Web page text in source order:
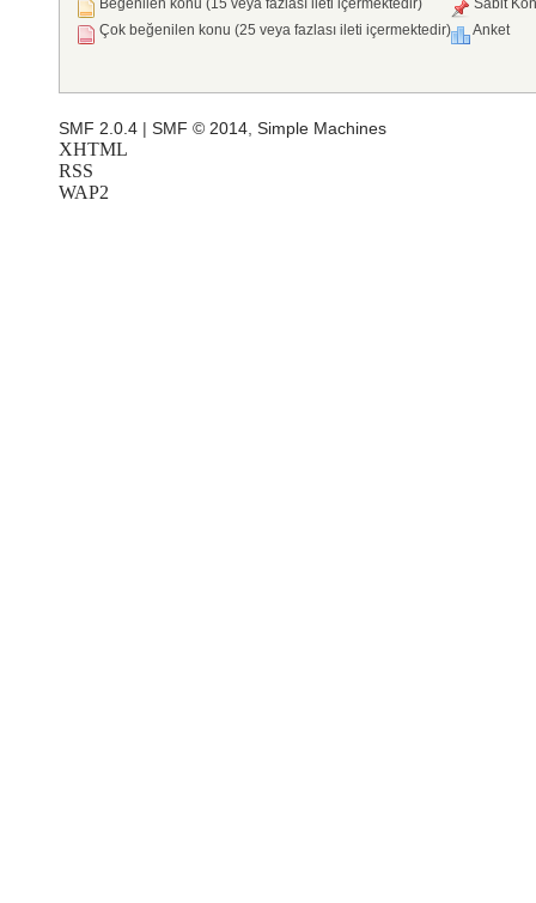
Beğenilen konu (15 veya fazlası ileti içermektedir)
Çok beğenilen konu (25 veya fazlası ileti içermektedir)
Sabit
Anket
SMF 2.0.4 SMF © 2014 Simple Machines
XHTML
RSS
WAP2